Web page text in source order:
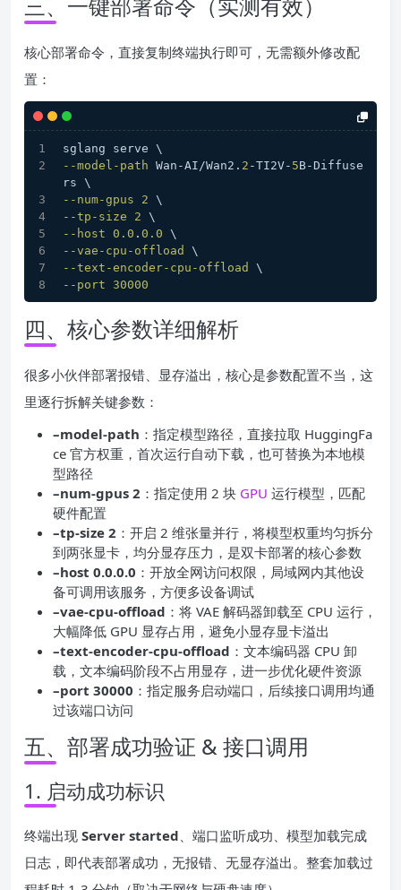
核心部署命令，直接复制终端执行即可，无需额外修改配
置：
sglang serve \
--model-path Wan-AI/Wan2. 2 -TI2V- 5B-Diffuse
rs \
--num-gpus
2 \
--tp-size
2 \
--host 0.0 . 0.0 \
--vae-cpu-offload
\
--text-encoder-cpu-offload
\
--port
30000
四、核心参数详细解析
很多小伙伴部署报错、显存溢出，核心是参数配置不当，这
里逐行拆解关键参数：
–model-path ：指定模型路径，直接拉取 HuggingFa
ce 官方权重，首次运行自动下载，也可替换为本地模
型路径
–num-gpus 2 ：指定使用 2 块 GPU 运行模型，匹配
硬件配置
–tp-size 2 ：开启 2 维张量并行，将模型权重均匀拆分
到两张显卡，均分显存压力，是双卡部署的核心参数
–host 0.0.0.0 ：开放全网访问权限，局域网内其他设
备可调用该服务，方便多设备调试
–vae-cpu-offload ：将 VAE 解码器卸载至 CPU 运行，
大幅降低 GPU 显存占用，避免小显存显卡溢出
–text-encoder-cpu-offload ：文本编码器 CPU 卸
载，文本编码阶段不占用显存，进一步优化硬件资源
–port 30000 ：指定服务启动端口，后续接口调用均通
过该端口访问
五、部署成功验证 & 接口调用
1. 启动成功标识
终端出现 Server started、端口监听成功、模型加载完成
日志，即代表部署成功，无报错、无显存溢出。整套加载过